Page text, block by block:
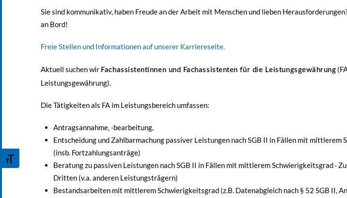
Schrift vergrößern
Sie sind kommunikativ, haben Freude an der Arbeit mit Menschen und lieben
an Bord!
Freie Stellen und Informationen auf unserer Karriereseite.
Aktuell suchen wir Fachassistentinnen und Fachassistenten für die Leistungsgewährung
Leistungsgewährung).
Die Tätigkeiten als FA im Leistungsbereich umfassen:
Antragsannahme, -bearbeitung,
Entscheidung und Zahlbarmachung passiver Leistungen nach SGB II in Fällen mit mittlerem
(insb. Fortzahlungsanträge)
Beratung zu passiven Leistungen nach SGB II in Fällen mit mittlerem Schwierigkeitsgrad ·
Dritten (v.a. anderen Leistungsträgern)
Bestandsarbeiten mit mittlerem Schwierigkeitsgrad (z.B. Datenabgleich nach § 52 SGB II,